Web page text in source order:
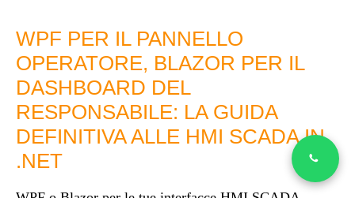
WPF PER IL PANNELLO
OPERATORE, BLAZOR PER IL
DASHBOARD DEL
RESPONSABILE: LA GUIDA
DEFINITIVA ALLE HMI SCADA IN
.NET